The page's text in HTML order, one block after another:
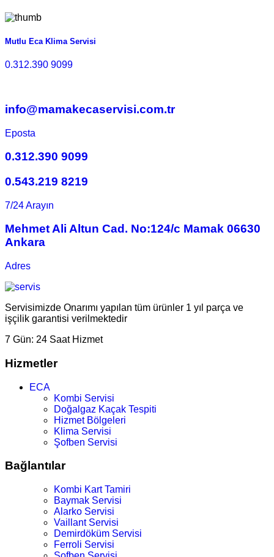
Mutlu Eca Klima Servisi
0.312.390 9099
info@mamakecaservisi.com.tr
Eposta
0.312.390 9099
0.543.219 8219
7/24 Arayın
Mehmet Ali Altun Cad. No:124/c Mamak 06630
Ankara
Adres
Servisimizde Onarımı yapılan tüm ürünler 1 yıl parça ve
işçilik garantisi verilmektedir
7 Gün: 24 Saat Hizmet
Hizmetler
ECA
Kombi Servisi
Doğalgaz Kaçak Tespiti
Hizmet Bölgeleri
Klima Servisi
Şofben Servisi
Bağlantılar
Kombi Kart Tamiri
Baymak Servisi
Alarko Servisi
Vaillant Servisi
Demirdöküm Servisi
Ferroli Servisi